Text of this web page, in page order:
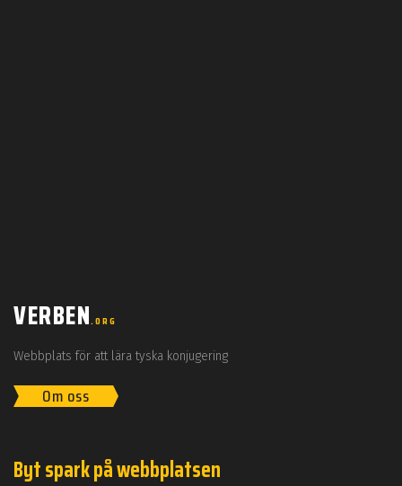
VERBEN.ORG
Webbplats för att lära tyska konjugering
Om oss
Byt spark på webbplatsen